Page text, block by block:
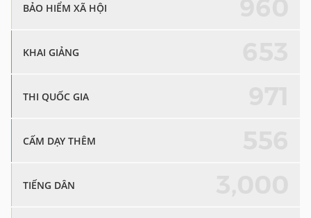
BẢO HIỂM XÃ HỘI
KHAI GIẢNG
THI QUỐC GIA
CẤM DẠY THÊM
TIẾNG DÂN